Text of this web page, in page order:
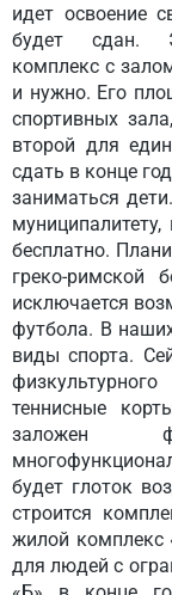
идет освоение
будет сдан.
комплекс с
и нужно. Его
спортивных
второй для
сдать в конце
заниматься
бесплатно.
греко-римской
исключается
футбола. В
виды спорта.
теннисные
заложен
будет глоток
строится
жилой комплекс
для людей с